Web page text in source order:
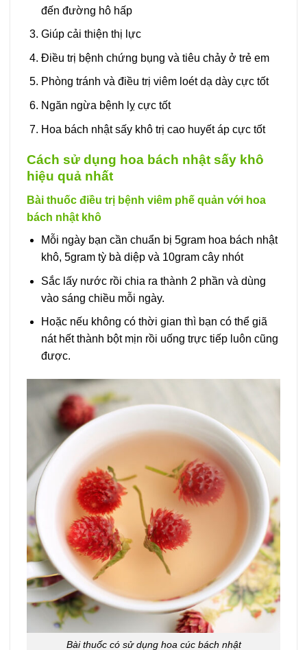
đến đường hô hấp
Giúp cải thiện thị lực
Điều trị bệnh chứng bụng và tiêu chảy ở trẻ em
Phòng tránh và điều trị viêm loét dạ dày cực tốt
Ngăn ngừa bệnh lỵ cực tốt
Hoa bách nhật sấy khô trị cao huyết áp cực tốt
Cách sử dụng hoa bách nhật sấy khô
hiệu quả nhất
Bài thuốc điều trị bệnh viêm phế quản với hoa
bách nhật khô
Mỗi ngày bạn cần chuẩn bị 5gram hoa bách nhật
khô, 5gram tỳ bà diệp và 10gram cây nhót
Sắc lấy nước rồi chia ra thành 2 phần và dùng
vào sáng chiều mỗi ngày.
Hoặc nếu không có thời gian thì bạn có thể giã
nát hết thành bột mịn rồi uống trực tiếp luôn cũng
được.
Bài thuốc có sử dụng hoa cúc bách nhật